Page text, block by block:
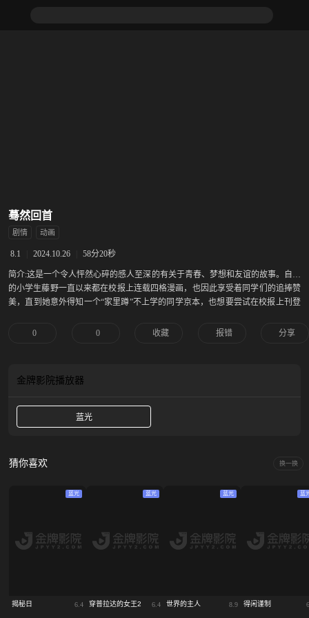
蓦然回首
剧情 动画
8.1 2024.10.26 58分20秒
简介:这是一个令人怦然心碎的感人至深的有关于青春、梦想和友谊的故事。自信
的小学生藤野一直以来都在校报上连载四格漫画，也因此享受着同学们的追捧赞
美，直到她意外得知一个“家里蹲”不上学的同学京本，也想要尝试在校报上刊登
有一天，在她们之间发生了一些事情，让一切都改变了……
0 0 收藏 报错 分享
金牌影院播放器
蓝光
猜你喜欢 换一换
蓝光
揭秘日 6.4
蓝光
穿普拉达的女王2 6.4
蓝光
世界的主人 8.9
蓝
得闲谨制